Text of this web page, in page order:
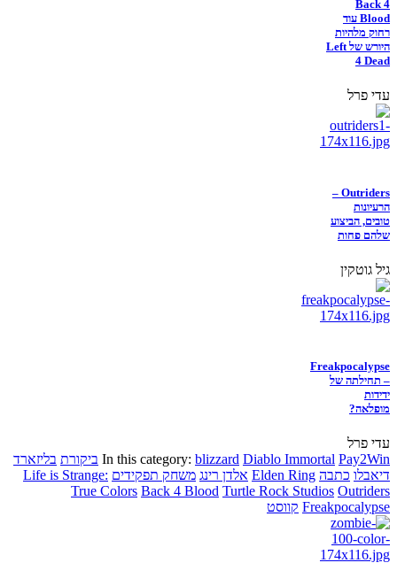
Back 4
Blood עוד
רחוק מלהיות
היורש של Left
4 Dead
עדי פרל
Outriders –
הרעיונות
טובים, הביצוע
שלהם פחות
גיל גוטקין
Freakpocalypse
– תחילתה של
ידידות
מופלאה?
עדי פרל
In this category: blizzard Diablo Immortal Pay2Win ביקורת בליזארד
דיאבלו כתבה Elden Ring אלדן רינג משחק תפקידים Life is Strange:
True Colors Back 4 Blood Turtle Rock Studios Outriders
Freakpocalypse קווסט